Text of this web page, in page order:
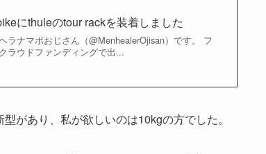
にthuleのtour rackを装着しました
ラナマポおじさん（@MenhealerOjisan）です。 フ
ラウドファンディングで出...
があり、私が欲しいのは10kgの方でした。